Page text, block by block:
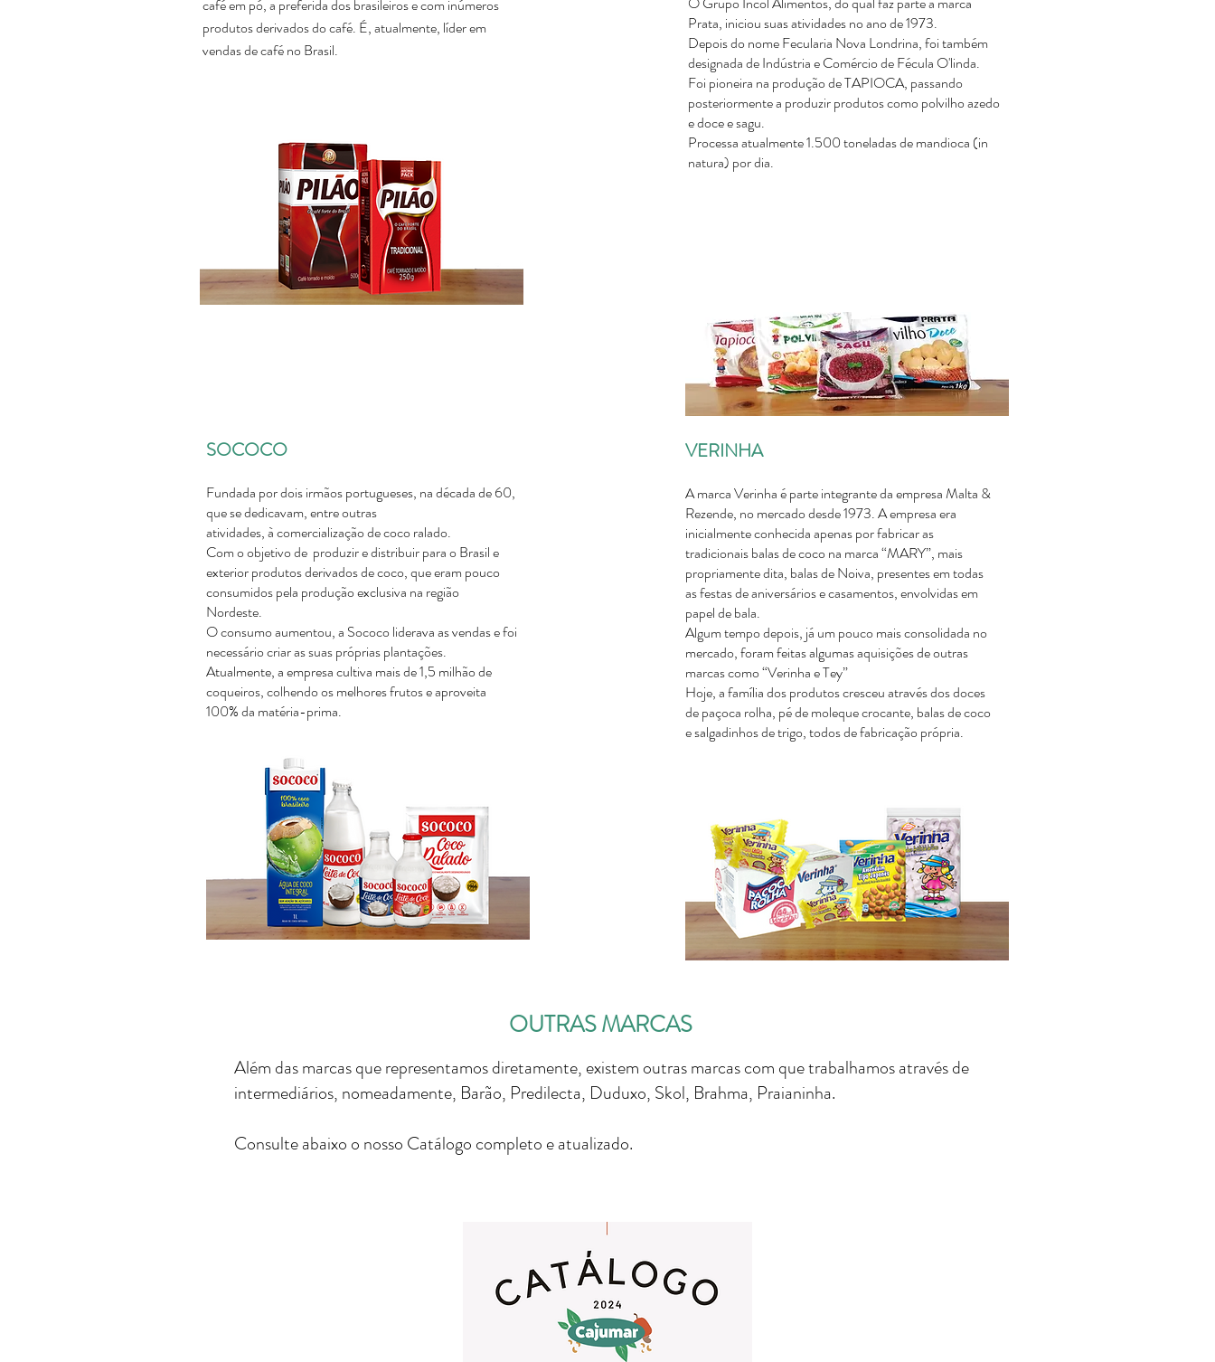
café em pó, a preferida dos brasileiros e com inúmeros
produtos derivados do café. É, atualmente, líder em
vendas de café no Brasil.
Prata, iniciou suas atividades no ano de 1973.
Depois do nome Fecularia Nova Londrina, foi também
designada de Indústria e Comércio de Fécula O'linda.
Foi pioneira na produção de TAPIOCA, passando
posteriormente a produzir produtos como polvilho azedo
e doce e sagu.
Processa atualmente 1.500 toneladas de mandioca (in
natura) por dia.
SOCOCO VERINHA
Fundada por dois irmãos portugueses, na década de 60,
que se dedicavam, entre outras
atividades, à comercialização de coco ralado.
Com o objetivo de produzir e distribuir para o Brasil e
exterior produtos derivados de coco, que eram pouco
consumidos pela produção exclusiva na região
Nordeste.
O consumo aumentou, a Sococo liderava as vendas e foi
necessário criar as suas próprias plantações.
Atualmente, a empresa cultiva mais de 1,5 milhão de
coqueiros, colhendo os melhores frutos e aproveita
100% da matéria-prima.
A marca Verinha é parte integrante da empresa Malta &
Rezende, no mercado desde 1973. A empresa era
inicialmente conhecida apenas por fabricar as
tradicionais balas de coco na marca “MARY”, mais
propriamente dita, balas de Noiva, presentes em todas
as festas de aniversários e casamentos, envolvidas em
papel de bala.
Algum tempo depois, já um pouco mais consolidada no
mercado, foram feitas algumas aquisições de outras
marcas como “Verinha e Tey”
Hoje, a família dos produtos cresceu através dos doces
de paçoca rolha, pé de moleque crocante, balas de coco
e salgadinhos de trigo, todos de fabricação própria.
OUTRAS MARCAS
Além das marcas que representamos diretamente, existem outras marcas com que trabalhamos através de
intermediários, nomeadamente, Barão, Predilecta, Duduxo, Skol, Brahma, Praianinha.
Consulte abaixo o nosso Catálogo completo e atualizado.